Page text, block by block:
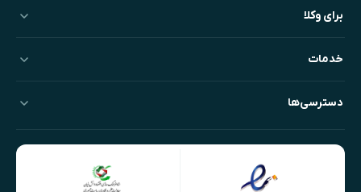
برای وکلا
خدمات
دسترسی‌ها